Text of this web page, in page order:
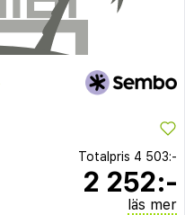
Totalpris 4 503:-
2 252:-
läs mer